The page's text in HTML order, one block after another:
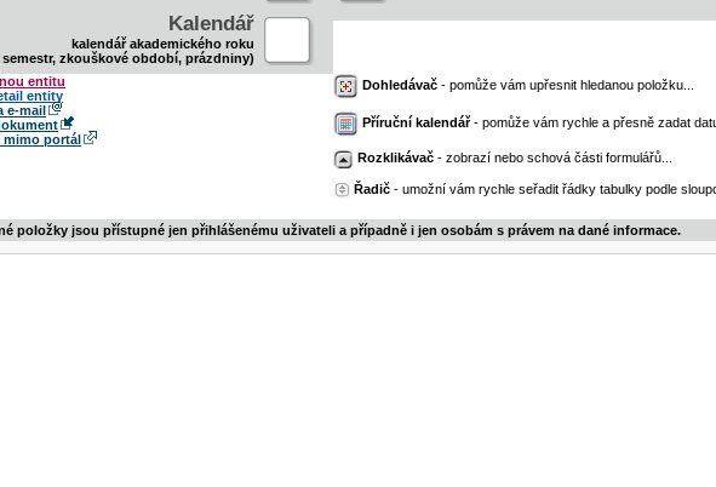
Kalendář
kalendář akademického roku
zkouškové období, prázdniny)
entitu
entity
e-mail
mimo portál
Dohledávač - pomůže vám upřesnit hledanou položku...
Příruční kalendář- pomůže vám rychle a přesně zadat
Rozklikávač - zobrazí nebo schová části formulářů...
Řadič - umožní vám rychle seřadit řádky tabulky podle
položky jsou přístupné jen přihlášenému uživateli a případně i jen osobám s právem na dané informace.